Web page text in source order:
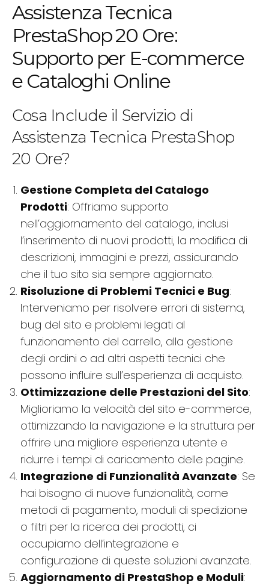
Assistenza Tecnica
PrestaShop 20 Ore:
Supporto per E-commerce
e Cataloghi Online
Cosa Include il Servizio di
Assistenza Tecnica PrestaShop
20 Ore?
Gestione Completa del Catalogo
Prodotti: Offriamo supporto
nell’aggiornamento del catalogo, inclusi
l’inserimento di nuovi prodotti, la modifica di
descrizioni, immagini e prezzi, assicurando
che il tuo sito sia sempre aggiornato.
Risoluzione di Problemi Tecnici e Bug:
Interveniamo per risolvere errori di sistema,
bug del sito e problemi legati al
funzionamento del carrello, alla gestione
degli ordini o ad altri aspetti tecnici che
possono influire sull’esperienza di acquisto.
Ottimizzazione delle Prestazioni del Sito:
Miglioriamo la velocità del sito e-commerce,
ottimizzando la navigazione e la struttura per
offrire una migliore esperienza utente e
ridurre i tempi di caricamento delle pagine.
Integrazione di Funzionalità Avanzate: Se
hai bisogno di nuove funzionalità, come
metodi di pagamento, moduli di spedizione
o filtri per la ricerca dei prodotti, ci
occupiamo dell’integrazione e
configurazione di queste soluzioni avanzate.
Aggiornamento di PrestaShop e Moduli: